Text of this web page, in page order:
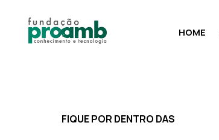
HOME
FIQUE POR DENTRO DAS